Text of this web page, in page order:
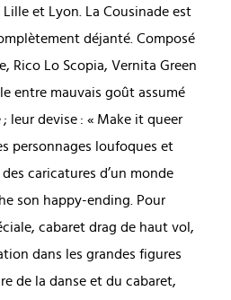
et Lyon. La Cousinade est
déjanté. Composé
Rico Lo Scopia, Vernita Green
entre mauvais goût assumé
leur devise : « Make it queer
personnages loufoques et
caricatures d’un monde
son happy-ending. Pour
cabaret drag de haut vol,
dans les grandes figures
de la danse et du cabaret,